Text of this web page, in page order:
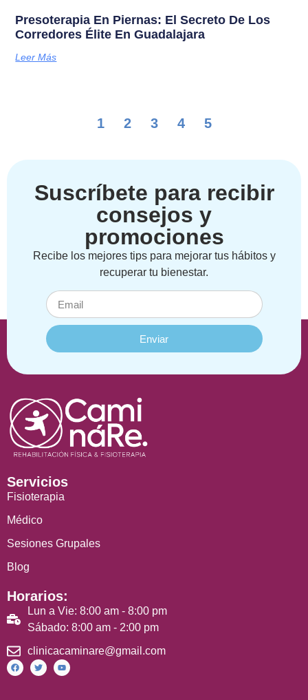
Presoterapia En Piernas: El Secreto De Los
Corredores Élite En Guadalajara
Leer Más
1 2 3 4 5
Suscríbete para recibir
consejos y
promociones
Recibe los mejores tips para mejorar tus hábitos y
recuperar tu bienestar.
Enviar
Servicios
Fisioterapia
Médico
Sesiones Grupales
Blog
Horarios:
Lun a Vie: 8:00 am - 8:00 pm
Sábado: 8:00 am - 2:00 pm
clinicacaminare@gmail.com